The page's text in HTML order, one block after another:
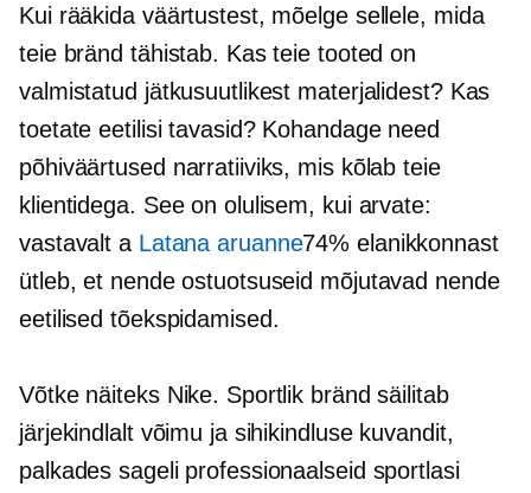
Kui rääkida väärtustest, mõelge sellele, mida
teie bränd tähistab. Kas teie tooted on
valmistatud jätkusuutlikest materjalidest? Kas
toetate eetilisi tavasid? Kohandage need
põhiväärtused narratiiviks, mis kõlab teie
klientidega. See on olulisem, kui arvate:
vastavalt a Latana aruanne74% elanikkonnast
ütleb, et nende ostuotsuseid mõjutavad nende
eetilised tõekspidamised.
Võtke näiteks Nike. Sportlik bränd säilitab
järjekindlalt võimu ja sihikindluse kuvandit,
palkades sageli professionaalseid sportlasi